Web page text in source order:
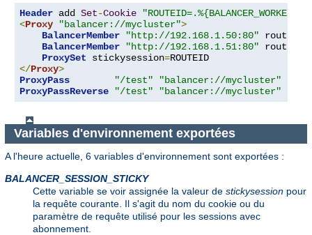
Header add Set-Cookie
<Proxy "balancer://mycluster">
BalancerMember
"http://192.168.1.50:80" route
BalancerMember
"http://192.168.1.51:80" route
ProxySet stickysession=
</Proxy>
ProxyPass
"/test"
"balancer://mycluster"
ProxyPassReverse
"/test" "balancer://mycluster"
Variables d'environnement exportées
A l'heure actuelle, 6 variables d'environnement sont exportées :
BALANCER_SESSION_STICKY
Cette variable se voir assignée la valeur de stickysession pour
la requête courante. Il s'agit du nom du cookie ou du
paramètre de requête utilisé pour les sessions avec
abonnement.